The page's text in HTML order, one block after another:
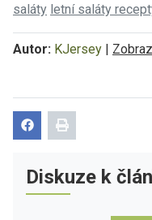
saláty letní saláty
Autor: KJersey |
Diskuze k